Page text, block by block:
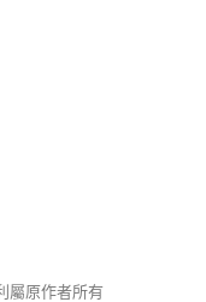
屬原作者所有